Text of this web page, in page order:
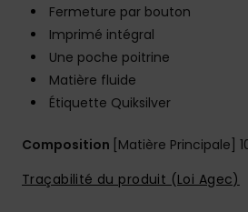
Fermeture par bouton
Imprimé intégral
Une poche poitrine
Matière fluide
Étiquette Quiksilver
Composition [Matière Principale]
Traçabilité du produit (Loi Agec)